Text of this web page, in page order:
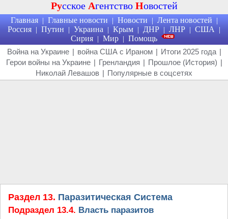
Русское Агентство Новостей
Главная | Главные новости | Новости | Лента новостей |
Россия | Путин | Украина | Крым | ДНР | ЛНР | США |
Сирия | Мир | Помощь
Война на Украине | война США с Ираном | Итоги 2025 года |
Герои войны на Украине | Гренландия | Прошлое (История) |
Николай Левашов | Популярные в соцсетях
Раздел 13. Паразитическая Система
Подраздел 13.4. Власть паразитов